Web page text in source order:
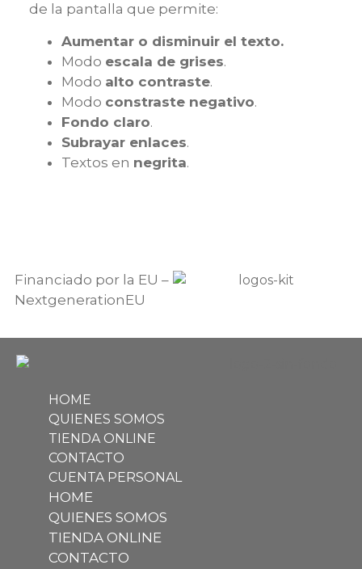
de la pantalla que permite:
Aumentar o disminuir el texto.
Modo escala de grises.
Modo alto contraste.
Modo constraste negativo.
Fondo claro.
Subrayar enlaces.
Textos en negrita.
Financiado por la EU –
NextgenerationEU
HOME
QUIENES SOMOS
TIENDA ONLINE
CONTACTO
CUENTA PERSONAL
HOME
QUIENES SOMOS
TIENDA ONLINE
CONTACTO